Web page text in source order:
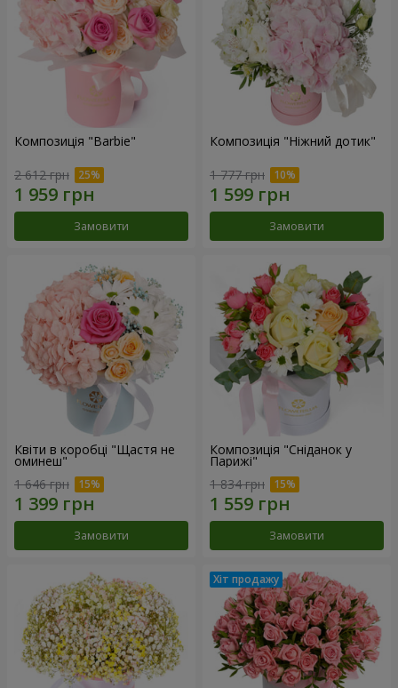
Композиція "Barbie"
2 612 грн
Замовити
Композиція "Ніжний дотик"
1 777 грн
Замовити
Квіти в коробці "Щастя не
оминеш"
1 646 грн
Замовити
Композиція "Сніданок у
Парижі"
1 834 грн
Замовити